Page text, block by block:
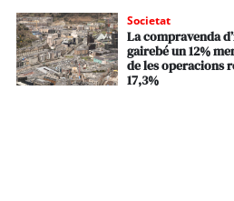
Societat
La compravenda
gairebé un 12%
de les operacions
17,3%